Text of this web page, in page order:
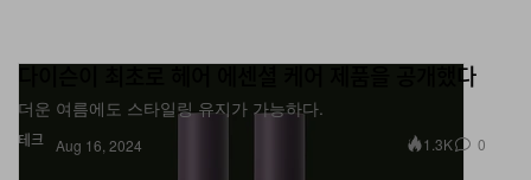
테크
다이슨이 최초로 헤어 에센셜 케어 제품을 공개했다
더운 여름에도 스타일링 유지가 가능하다.
Aug 16, 2024 1.3K 0